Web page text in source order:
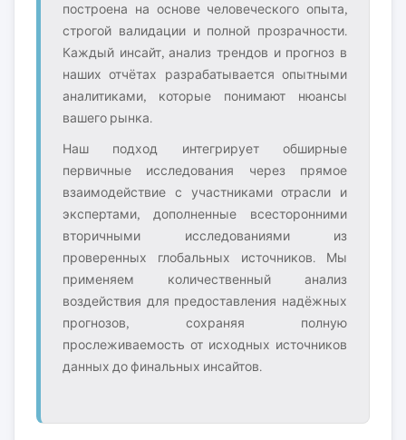
построена на основе человеческого опыта,
строгой валидации и полной прозрачности.
Каждый инсайт, анализ трендов и прогноз в
наших отчётах разрабатывается опытными
аналитиками, которые понимают нюансы
вашего рынка.
Наш подход интегрирует обширные
первичные исследования через прямое
взаимодействие с участниками отрасли и
экспертами, дополненные всесторонними
вторичными исследованиями из
проверенных глобальных источников. Мы
применяем количественный анализ
воздействия для предоставления надёжных
прогнозов, сохраняя полную
прослеживаемость от исходных источников
данных до финальных инсайтов.